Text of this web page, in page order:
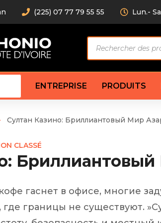
(225) 07 77 79 55 55 Lun.-
de
produits
Barre stabilisatrice
Barre d’accouplement
Robot
Cardan
Silentblocs amortisseur
Rotules de bras
ENTREPRISE PRODUITS
Султан Казино: Бриллиантовый Мир
CLASSÉ
гаснет в офисе, многие
границы не существуют.